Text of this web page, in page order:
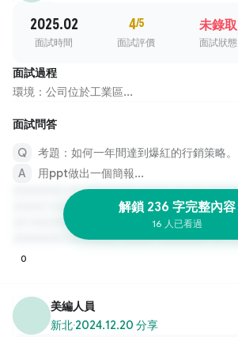
2025.02
面試時間
4/5
面試評價
未錄取
面試狀態
面試過程
環境：公司位於工業區...
面試問答
考題：如何一年間達到爆紅的行銷策略。
用ppt做出一個簡報...
解鎖 236 字完整內容
16 人已看過
0
美編人員
新北·2024.12.20 分享